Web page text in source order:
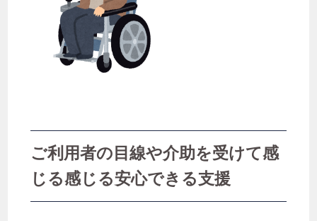
保育所等訪問支援
働き甲斐 児童発達支援
医療体制 口腔衛生管理
困った行動 困窮者支援 地域生活
ご利用者の目線や介助を受けて感
じる感じる安心できる支援